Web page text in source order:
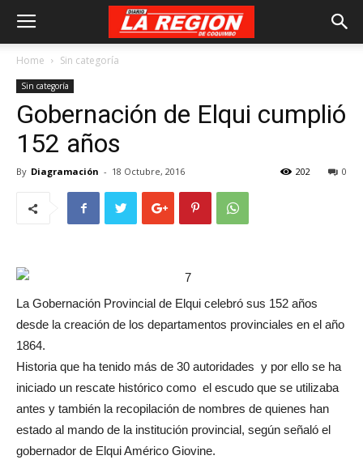
Home Sin categoría
Sin categoría
Gobernación de Elqui cumplió
152 años
By Diagramación - 18 Octubre, 2016 0
202
La Gobernación Provincial de Elqui celebró sus 152 años
desde la creación de los departamentos provinciales en el año
1864.
Historia que ha tenido más de 30 autoridades y por ello se ha
iniciado un rescate histórico como el escudo que se utilizaba
antes y también la recopilación de nombres de quienes han
estado al mando de la institución provincial, según señaló el
gobernador de Elqui Américo Giovine.